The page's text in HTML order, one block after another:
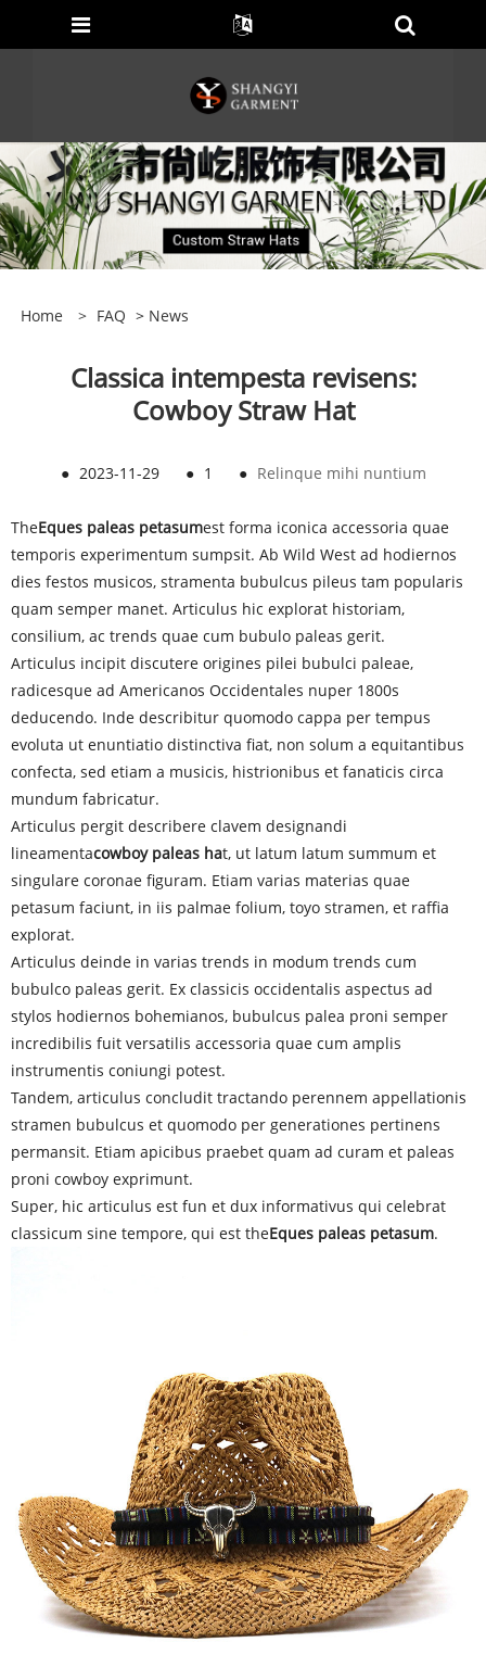
Home > FAQ > News
Classica intempesta revisens:
Cowboy Straw Hat
● 2023-11-29 ● 1 ● Relinque mihi nuntium
TheEques paleas petasumest forma iconica accessoria quae
temporis experimentum sumpsit. Ab Wild West ad hodiernos
dies festos musicos, stramenta bubulcus pileus tam popularis
quam semper manet. Articulus hic explorat historiam,
consilium, ac trends quae cum bubulo paleas gerit.
Articulus incipit discutere origines pilei bubulci paleae,
radicesque ad Americanos Occidentales nuper 1800s
deducendo. Inde describitur quomodo cappa per tempus
evoluta ut enuntiatio distinctiva fiat, non solum a equitantibus
confecta, sed etiam a musicis, histrionibus et fanaticis circa
mundum fabricatur.
Articulus pergit describere clavem designandi
lineamentacowboy paleas hat, ut latum latum summum et
singulare coronae figuram. Etiam varias materias quae
petasum faciunt, in iis palmae folium, toyo stramen, et raffia
explorat.
Articulus deinde in varias trends in modum trends cum
bubulco paleas gerit. Ex classicis occidentalis aspectus ad
stylos hodiernos bohemianos, bubulcus palea proni semper
incredibilis fuit versatilis accessoria quae cum amplis
instrumentis coniungi potest.
Tandem, articulus concludit tractando perennem appellationis
stramen bubulcus et quomodo per generationes pertinens
permansit. Etiam apicibus praebet quam ad curam et paleas
proni cowboy exprimunt.
Super, hic articulus est fun et dux informativus qui celebrat
classicum sine tempore, qui est theEques paleas petasum.